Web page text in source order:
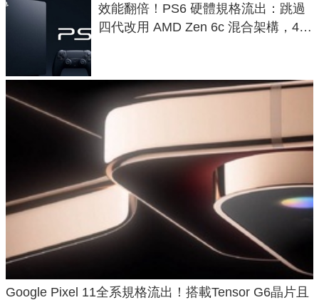
效能翻倍！PS6 硬體規格流出：跳過
四代改用 AMD Zen 6c 混合架構，4K
Google Pixel 11全系規格流出！搭載Tensor G6晶片且